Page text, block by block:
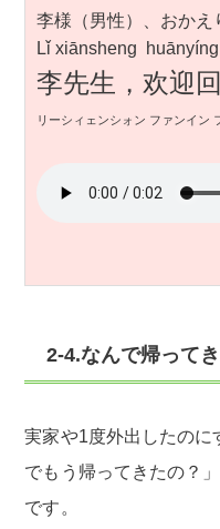
李様（男性）、おかえ
Lǐ xiānsheng
李先生，欢迎回
リーシィェンシォン ファンイン
2-4.なんで帰って
実家や1度外出したのに
でもう帰ってきたの？
です。